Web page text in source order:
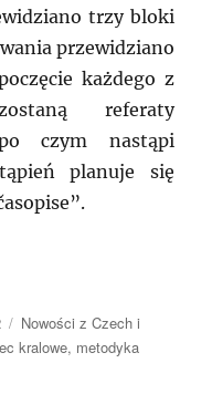
trzy bloki
przewidziano
każdego z
referaty
czym nastąpi
planuje się
Kategorie
Nowości z Czech i
kralowe, metodyka